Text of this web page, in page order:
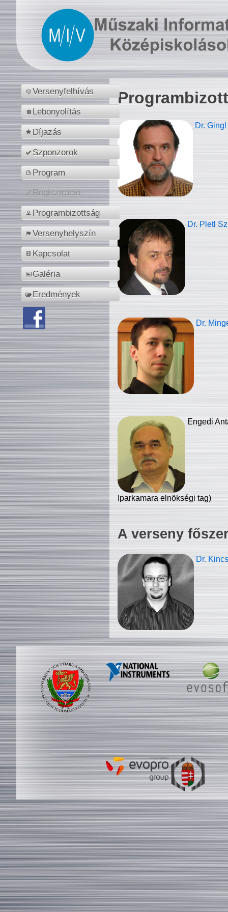
Versenyfelhívás
Lebonyolítás
Díjazás
Szponzorok
Program
Regisztráció
Programbizottság
Versenyhelyszín
Kapcsolat
Galéria
Eredmények
Dr.
Dr. Pletl
Dr.
Engedi
Iparkamara elnökségi tag)
A verseny
Dr.